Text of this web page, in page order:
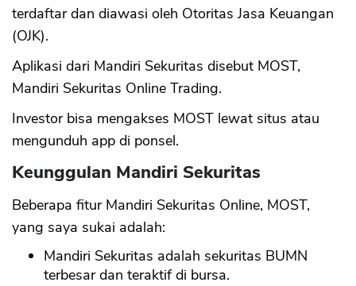
terdaftar dan diawasi oleh Otoritas Jasa Keuangan
(OJK).
Aplikasi dari Mandiri Sekuritas disebut MOST,
Mandiri Sekuritas Online Trading.
Investor bisa mengakses MOST lewat situs atau
mengunduh app di ponsel.
Keunggulan Mandiri Sekuritas
Beberapa fitur Mandiri Sekuritas Online, MOST,
yang saya sukai adalah:
Mandiri Sekuritas adalah sekuritas BUMN
terbesar dan teraktif di bursa.